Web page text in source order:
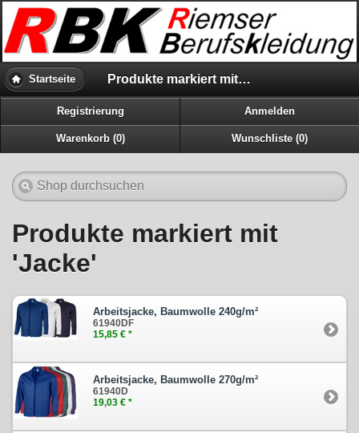
Startseite Produkte markiert mit 'Jacke'
Registrierung Anmelden
Warenkorb (0) Wunschliste (0)
Produkte markiert mit
'Jacke'
Arbeitsjacke, Baumwolle 240g/m²
61940DF
15,85 € *
Arbeitsjacke, Baumwolle 270g/m²
61940D
19,03 € *